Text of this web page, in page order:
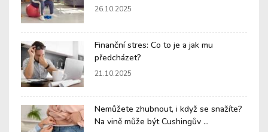
26.10.2025
Finanční stres: Co to je a jak mu
předcházet?
21.10.2025
Nemůžete zhubnout, i když se snažíte?
Na vině může být Cushingův ...